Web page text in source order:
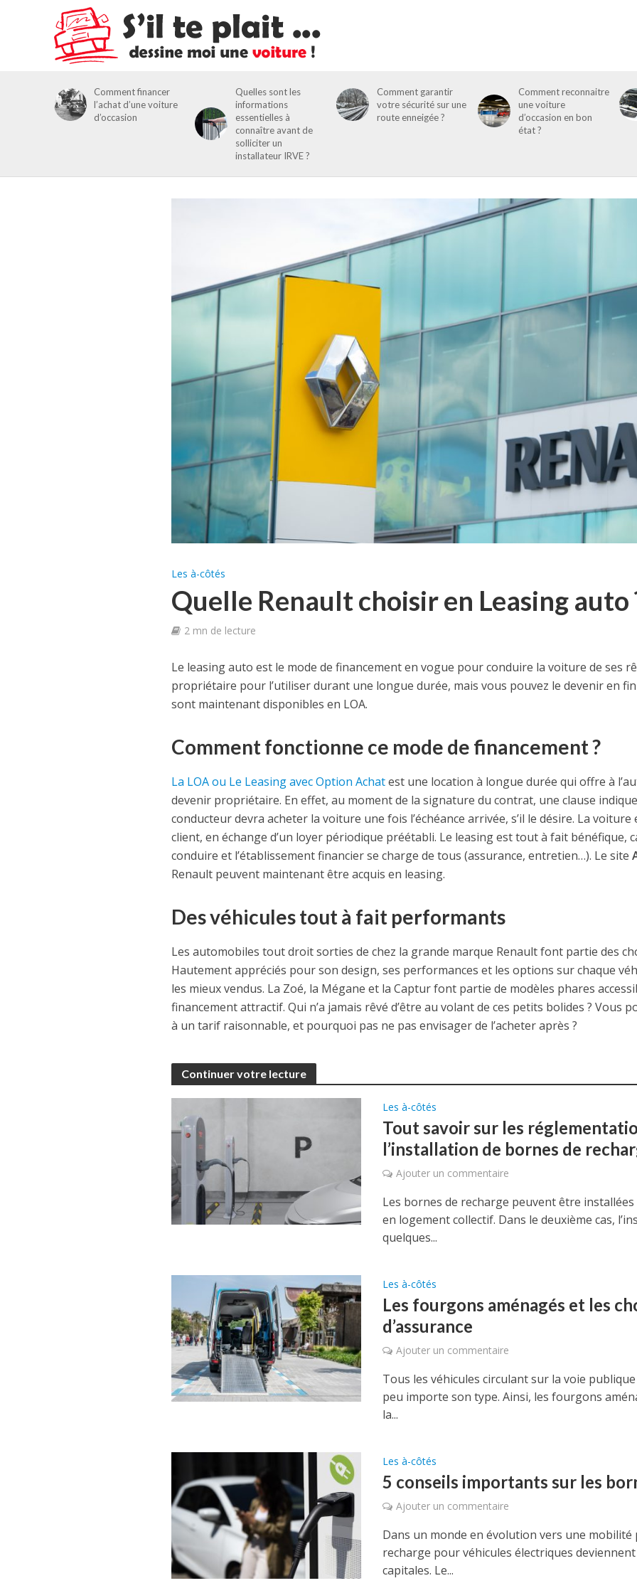
Comment financer
l’achat d’une voiture
d’occasion
Quelles sont les
informations
essentielles à
connaître avant de
solliciter un
installateur IRVE ?
Comment garantir
votre sécurité sur une
route enneigée ?
Comment reconnaitre
une voiture
d’occasion en bon
état ?
Les à-côtés
Quelle Renault choisir en Leasing auto
2 mn de lecture
Le leasing auto est le mode de financement en vogue pour conduire la voiture de ses
propriétaire pour l’utiliser durant une longue durée, mais vous pouvez le devenir en
sont maintenant disponibles en LOA.
Comment fonctionne ce mode de financement ?
La LOA ou Le Leasing avec Option Achatest une location à longue durée qui offre à
devenir propriétaire. En effet, au moment de la signature du contrat, une clause
conducteur devra acheter la voiture une fois l’échéance arrivée, s’il le désire. La
client, en échange d’un loyer périodique préétabli. Le leasing est tout à fait bénéfique,
conduire et l’établissement financier se charge de tous (assurance, entretien…). Le site
Renault peuvent maintenant être acquis en leasing.
Des véhicules tout à fait performants
Les automobiles tout droit sorties de chez la grande marque Renault font partie des
Hautement appréciés pour son design, ses performances et les options sur chaque
les mieux vendus. La Zoé, la Mégane et la Captur font partie de modèles phares
financement attractif. Qui n’a jamais rêvé d’être au volant de ces petits bolides ? Vous
à un tarif raisonnable, et pourquoi pas ne pas envisager de l’acheter après ?
Continuer votre lecture
Les à-côtés
Tout savoir sur les
l’installation de bornes de
Ajouter un commentaire
Les bornes de recharge peuvent être
en logement collectif. Dans le deuxième cas,
quelques...
Les à-côtés
Les fourgons aménagés et les
d’assurance
Ajouter un commentaire
Tous les véhicules circulant sur la voie
peu importe son type. Ainsi, les fourgons
la...
Les à-côtés
5 conseils importants sur les
Ajouter un commentaire
Dans un monde en évolution vers une
recharge pour véhicules électriques
capitales. Le...